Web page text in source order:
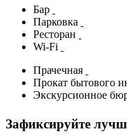
Бар
Парковка
Ресторан
Wi-Fi
Прачечная
Прокат бытового
Экскурсионное
Зафиксируйте